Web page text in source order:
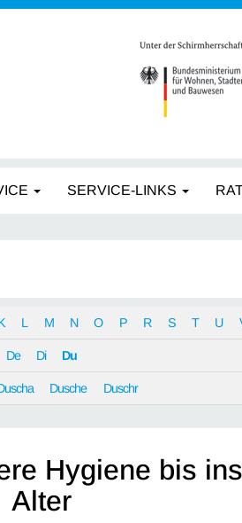
SERVICE-LINKS
L M N O P R S T U
De Di Du
Dusche Duschr
Hygiene bis
Alter